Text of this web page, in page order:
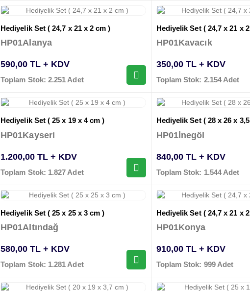
Hediyelik Set ( 24,7 x 21 x 2 cm )
HP01Alanya
590,00 TL + KDV
Toplam Stok: 2.251 Adet
Hediyelik Set ( 24,7 x 21 x
HP01Kavacık
350,00 TL + KDV
Toplam Stok: 2.154 Adet
Hediyelik Set ( 25 x 19 x 4 cm )
HP01Kayseri
1.200,00 TL + KDV
Toplam Stok: 1.827 Adet
Hediyelik Set ( 28 x 26 x
HP01İnegöl
840,00 TL + KDV
Toplam Stok: 1.544 Adet
Hediyelik Set ( 25 x 25 x 3 cm )
HP01Altındağ
580,00 TL + KDV
Toplam Stok: 1.281 Adet
Hediyelik Set ( 24,7 x 21 x
HP01Konya
910,00 TL + KDV
Toplam Stok: 999 Adet